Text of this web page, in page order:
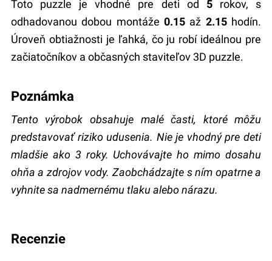
Toto puzzle je vhodné pre deti od 5rokov, s
odhadovanou dobou montáže 0.15 až 2.15hodín.
Úroveň obtiažnosti je ľahká, čo ju robí ideálnou pre
začiatočníkov a občasných staviteľov 3D puzzle.
Poznámka
Tento výrobok obsahuje malé časti, ktoré môžu
predstavovať riziko udusenia. Nie je vhodný pre deti
mladšie ako 3 roky. Uchovávajte ho mimo dosahu
ohňa a zdrojov vody. Zaobchádzajte s ním opatrne a
vyhnite sa nadmernému tlaku alebo nárazu.
recenzie